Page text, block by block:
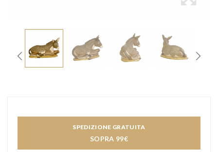
SPEDIZIONE GRATUITA
SOPRA 99€